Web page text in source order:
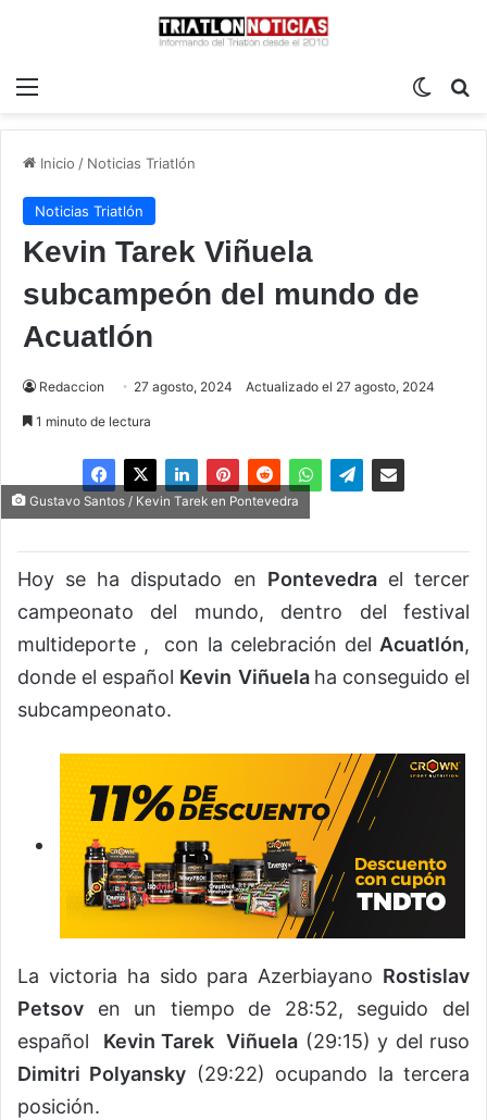
Inicio / Noticias Triatlón
Noticias Triatlón
Kevin Tarek Viñuela
subcampeón del mundo de
Acuatlón
Redaccion 27 agosto, 2024 Actualizado el 27 agosto, 2024
1 minuto de lectura
Gustavo Santos / Kevin Tarek en Pontevedra
Hoy se ha disputado en Pontevedrael tercer
campeonato del mundo, dentro del festival
multideporte , con la celebración del Acuatlón,
donde el español Kevin Viñuela ha conseguido el
subcampeonato.
La victoria ha sido para Azerbiayano Rostislav
Petsov en un tiempo de 28:52, seguido del
español Kevin Tarek Viñuela (29:15) y del ruso
Dimitri Polyansky (29:22) ocupando la tercera
posición.